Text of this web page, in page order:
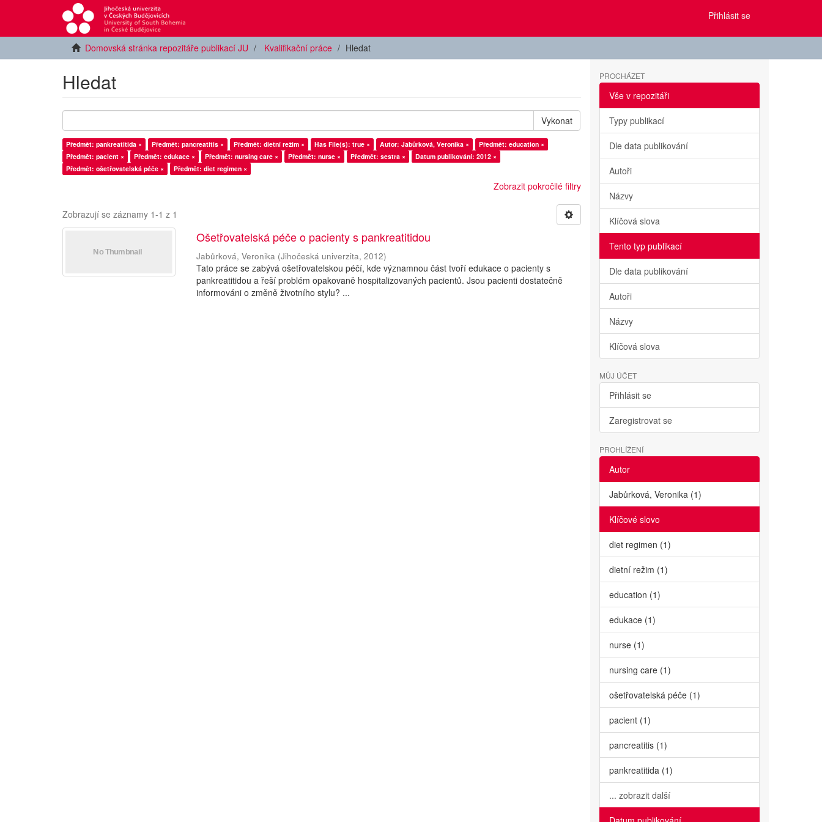
Přihlásit se
Domovská stránka repozitáře publikací JU Kvalifikační práce Hledat
Hledat
Vykonat
Předmět: pankreatitida × Předmět: pancreatitis × Předmět: dietní režim × Has File(s): true × Autor: Jabůrková, Veronika ×
Předmět: education ×
Předmět: pacient ×
Předmět: edukace × Předmět: nursing care × Předmět: nurse × Předmět: sestra ×
Datum publikování: 2012 ×
Předmět: ošetřovatelská péče ×
Předmět: diet regimen ×
Zobrazit pokročilé filtry
Zobrazují se záznamy 1-1 z 1
Ošetřovatelská péče o pacienty s pankreatitidou
Jabůrková, Veronika (Jihočeská univerzita,2012)
Tato práce se zabývá ošetřovatelskou péčí, kde významnou část tvoří edukace o pacienty s
pankreatitidou a řeší problém opakovaně hospitalizovaných pacientů. Jsou pacienti dostatečně
informováni o změně životního stylu? ...
PROCHÁZET
Vše v repozitáři
Typy publikací
Dle data publikování
Autoři
Názvy
Klíčová slova
Tento typ publikací
Dle data publikování
Autoři
Názvy
Klíčová slova
MŮJ ÚČET
Přihlásit se
Zaregistrovat se
PROHLÍŽENÍ
Autor
Jabůrková, Veronika (1)
Klíčové slovo
diet regimen (1)
dietní režim (1)
education (1)
edukace (1)
nurse (1)
nursing care (1)
ošetřovatelská péče (1)
pacient (1)
pancreatitis (1)
pankreatitida (1)
... zobrazit další